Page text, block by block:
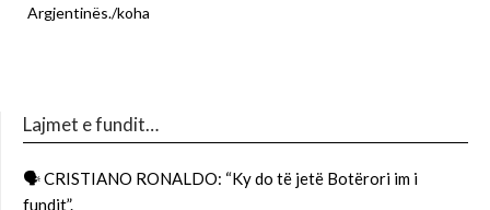
Argjentinës./koha
Lajmet e fundit…
🗣 CRISTIANO RONALDO: “Ky do të jetë Botërori im i
fundit”.